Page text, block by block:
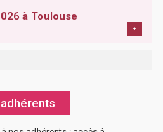
à Toulouse
+